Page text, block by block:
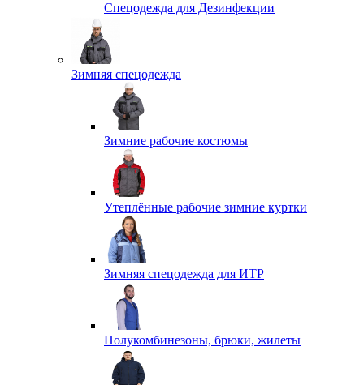
Спецодежда для Дезинфекции
Зимняя спецодежда
Зимние рабочие костюмы
Утеплённые рабочие зимние куртки
Зимняя спецодежда для ИТР
Полукомбинезоны, брюки, жилеты